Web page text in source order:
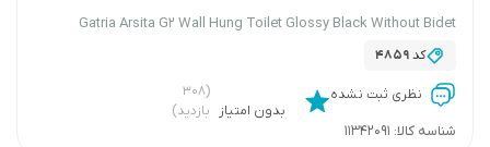
Gatria Arsita G2 Wall Hung Toilet Glossy Black Without Bidet
کد4859
نظری ثبت نشده
بدون امتیاز
(۳۰۸
بازدید)
شناسه کالا: 11342091